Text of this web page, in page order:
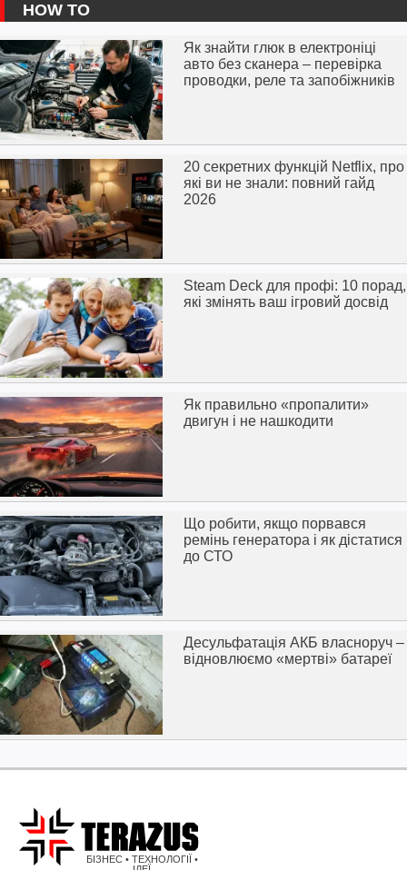
HOW TO
Як знайти глюк в електроніці
авто без сканера – перевірка
проводки, реле та запобіжників
20 секретних функцій Netflix, про
які ви не знали: повний гайд
2026
Steam Deck для профі: 10 порад,
які змінять ваш ігровий досвід
Як правильно «пропалити»
двигун і не нашкодити
Що робити, якщо порвався
ремінь генератора і як дістатися
до СТО
Десульфатація АКБ власноруч –
відновлюємо «мертві» батареї
БІЗНЕС • ТЕХНОЛОГІЇ •